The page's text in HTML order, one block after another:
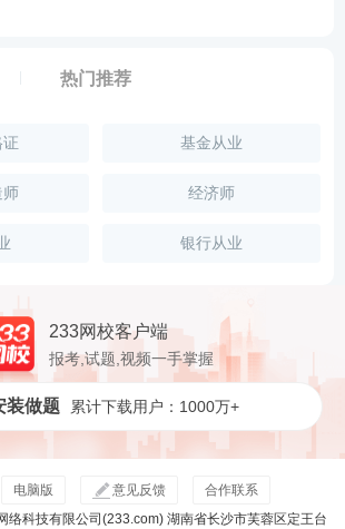
热门推荐
基金从业
师 经济师
银行从业
233网校客户端
报考,试题,视频一手掌握
装做题 累计下载用户：1000万+
电脑版 意见反馈
合作联系
络科技有限公司(233.com) 湖南省长沙市芙蓉区定王台